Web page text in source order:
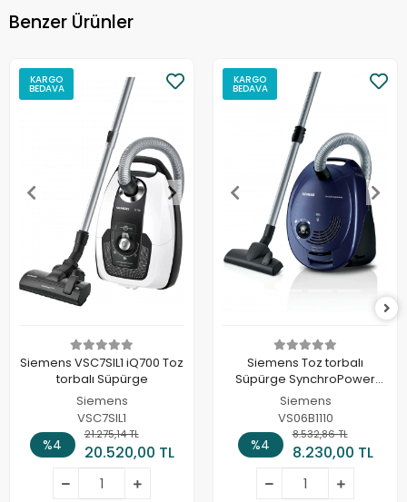
Benzer Ürünler
KARGO
BEDAVA
Siemens VSC7SIL1 iQ700 Toz
torbalı Süpürge
Siemens
VSC7SIL1
%4
21.275,14 TL
20.520,00 TL
KARGO
BEDAVA
Siemens Toz torbalı
Süpürge SynchroPower
Mavi VS06B1110
Siemens
VS06B1110
%4
8.532,86 TL
8.230,00 TL